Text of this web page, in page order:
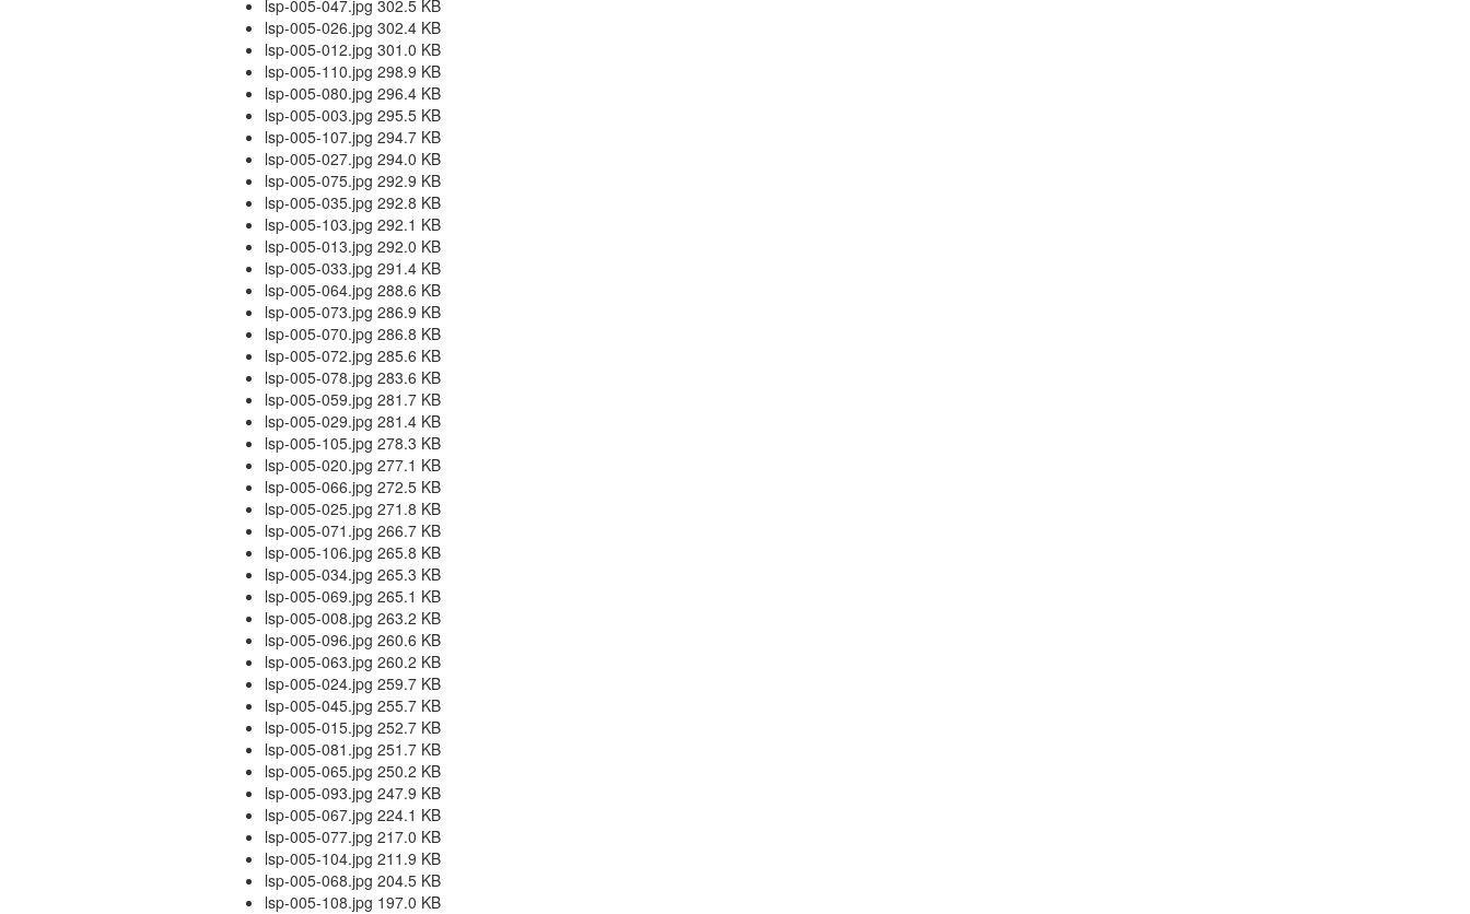
lsp-005-047.jpg 302.5 KB
lsp-005-026.jpg 302.4 KB
lsp-005-012.jpg 301.0 KB
lsp-005-110.jpg 298.9 KB
lsp-005-080.jpg 296.4 KB
lsp-005-003.jpg 295.5 KB
lsp-005-107.jpg 294.7 KB
lsp-005-027.jpg 294.0 KB
lsp-005-075.jpg 292.9 KB
lsp-005-035.jpg 292.8 KB
lsp-005-103.jpg 292.1 KB
lsp-005-013.jpg 292.0 KB
lsp-005-033.jpg 291.4 KB
lsp-005-064.jpg 288.6 KB
lsp-005-073.jpg 286.9 KB
lsp-005-070.jpg 286.8 KB
lsp-005-072.jpg 285.6 KB
lsp-005-078.jpg 283.6 KB
lsp-005-059.jpg 281.7 KB
lsp-005-029.jpg 281.4 KB
lsp-005-105.jpg 278.3 KB
lsp-005-020.jpg 277.1 KB
lsp-005-066.jpg 272.5 KB
lsp-005-025.jpg 271.8 KB
lsp-005-071.jpg 266.7 KB
lsp-005-106.jpg 265.8 KB
lsp-005-034.jpg 265.3 KB
lsp-005-069.jpg 265.1 KB
lsp-005-008.jpg 263.2 KB
lsp-005-096.jpg 260.6 KB
lsp-005-063.jpg 260.2 KB
lsp-005-024.jpg 259.7 KB
lsp-005-045.jpg 255.7 KB
lsp-005-015.jpg 252.7 KB
lsp-005-081.jpg 251.7 KB
lsp-005-065.jpg 250.2 KB
lsp-005-093.jpg 247.9 KB
lsp-005-067.jpg 224.1 KB
lsp-005-077.jpg 217.0 KB
lsp-005-104.jpg 211.9 KB
lsp-005-068.jpg 204.5 KB
lsp-005-108.jpg 197.0 KB